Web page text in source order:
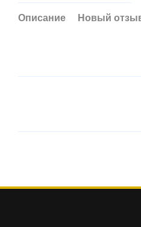
Описание Новый